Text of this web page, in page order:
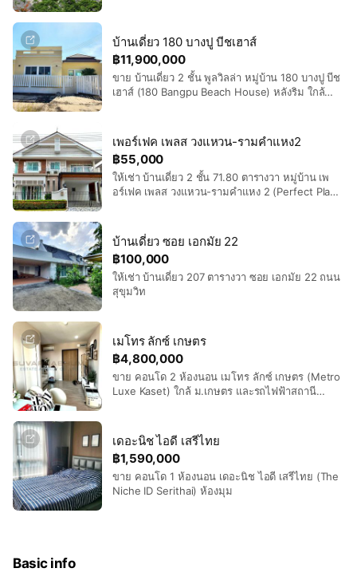
฿11,900,000
บ้านเดี่ยว 180 บางปู บีชเฮาส์
ขาย บ้านเดี่ยว 2 ชั้น พูลวิลล่า หมู่บ้าน 180 บางปู บีช
เฮาส์ (180 Bangpu Beach House) หลังริม ใกล้
฿55,000
เพอร์เฟค เพลส วงแหวน-รามคำแหง2
ให้เช่า บ้านเดี่ยว 2 ชั้น 71.80 ตารางวา หมู่บ้าน เพ
อร์เฟค เพลส วงแหวน-รามคำแหง 2 (Perfect Place
฿100,000
บ้านเดี่ยว ซอย เอกมัย 22
ให้เช่า บ้านเดี่ยว 207 ตารางวา ซอย เอกมัย 22 ถนน
สุขุมวิท
฿4,800,000
เมโทร ลักซ์ เกษตร
ขาย คอนโด 2 ห้องนอน เมโทร ลักซ์ เกษตร (Metro
Luxe Kaset) ใกล้ ม.เกษตร และรถไฟฟ้าสถานี
฿1,590,000
เดอะนิช ไอดี เสรีไทย
ขาย คอนโด 1 ห้องนอน เดอะนิช ไอดี เสรีไทย (The
Niche ID Serithai) ห้องมุม
Basic info